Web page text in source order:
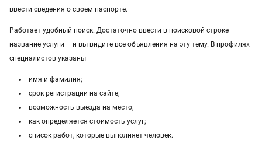
ввести сведения о своем паспорте.
Работает удобный поиск. Достаточно ввести в поисковой строке
название услуги – и вы видите все объявления на эту тему. В профилях
специалистов указаны
имя и фамилия;
срок регистрации на сайте;
возможность выезда на место;
как определяется стоимость услуг;
список работ, которые выполняет человек.